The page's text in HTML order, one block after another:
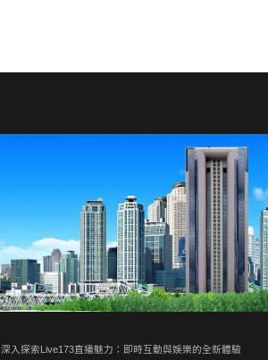
深入探索Live173直播魅力：即時互動與娛樂的全新體驗